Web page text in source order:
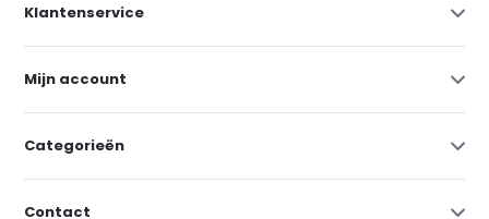
Klantenservice
Mijn account
Categorieën
Contact